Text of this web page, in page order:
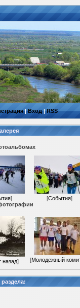
|Вход|RSS
] [События]
назад] [Молодежный